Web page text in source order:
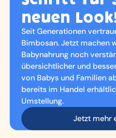
neuen
Seit Generationen
Bimbosan. Jetzt machen
Babynahrung noch
übersichtlicher und
von Babys und Familien
bereits im Handel
Umstellung.
Jetzt mehr